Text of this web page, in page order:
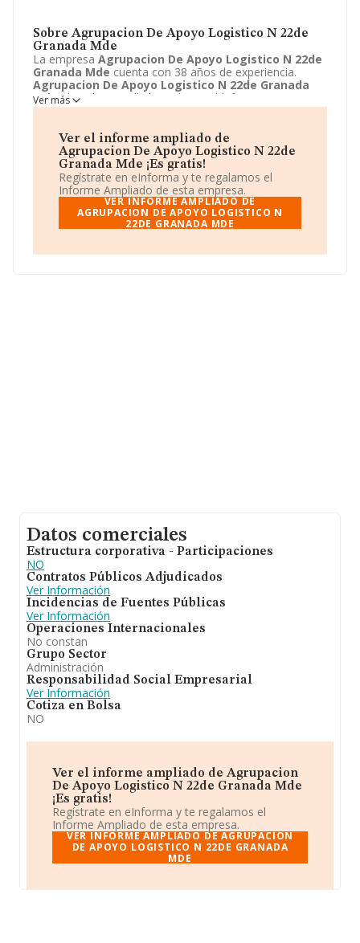
Sobre Agrupacion De Apoyo Logistico N 22de
Granada Mde
La empresa Agrupacion De Apoyo Logistico N 22de
Granada Mde cuenta con 38 años de experiencia.
Agrupacion De Apoyo Logistico N 22de Granada
Mdeubicada en Calle baja de san Ildefonso, 10,
Granada, Granada. Su actividad CNAE se fine como
De Apoyo Logistico N 22de Granada Mde
Organismo de la administración central.
Ver más
Ver el informe ampliado de
Agrupacion De Apoyo Logistico N 22de
Granada Mde ¡Es gratis!
Regístrate en eInforma y te regalamos el
Informe Ampliado de esta empresa.
VER INFORME AMPLIADO DE
AGRUPACION DE APOYO LOGISTICO N
22DE GRANADA MDE
Datos comerciales
Estructura corporativa - Participaciones
NO
Contratos Públicos Adjudicados
Ver Información
Incidencias de Fuentes Públicas
Ver Información
Operaciones Internacionales
No constan
Grupo Sector
Administración
Responsabilidad Social Empresarial
Ver Información
Cotiza en Bolsa
NO
Ver el informe ampliado de Agrupacion
De Apoyo Logistico N 22de Granada Mde
¡Es gratis!
Regístrate en eInforma y te regalamos el
Informe Ampliado de esta empresa.
VER INFORME AMPLIADO DE AGRUPACION
DE APOYO LOGISTICO N 22DE GRANADA
MDE